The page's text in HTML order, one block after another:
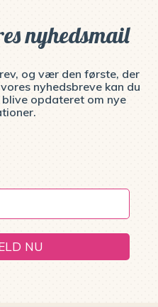
nyhedsmail
og vær den første, der
nyhedsbreve kan du
opdateret om nye
NU